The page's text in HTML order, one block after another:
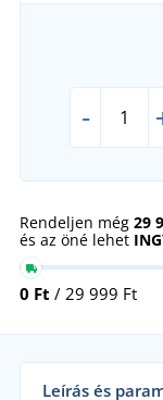
-
Rendeljen még 29
és az öné lehet
0 Ft / 29 999 Ft
Leírás és